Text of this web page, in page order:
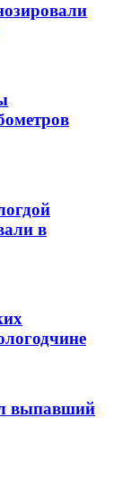
в
выпавший